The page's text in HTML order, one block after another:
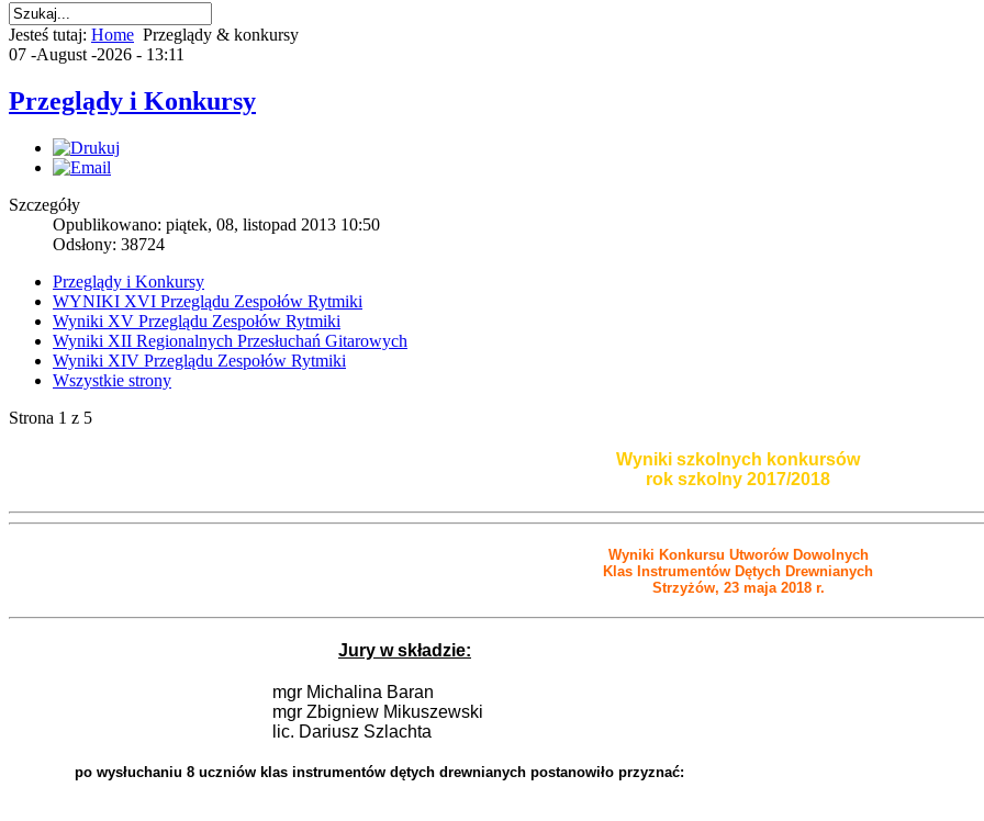
Jesteś tutaj: Home Przeglądy & konkursy
07 -August -2026 - 13:11
Przeglądy i Konkursy
Szczegóły
Opublikowano: piątek, 08, listopad 2013 10:50
Odsłony: 38724
Przeglądy i Konkursy
WYNIKI XVI Przeglądu Zespołów Rytmiki
Wyniki XV Przeglądu Zespołów Rytmiki
Wyniki XII Regionalnych Przesłuchań Gitarowych
Wyniki XIV Przeglądu Zespołów Rytmiki
Wszystkie strony
Strona 1 z 5
Wyniki szkolnych konkursów
rok szkolny 2017/2018
Wyniki Konkursu Utworów Dowolnych
Klas Instrumentów Dętych Drewnianych
Strzyżów, 23 maja 2018 r.
Jury w składzie:
mgr Michalina Baran
mgr Zbigniew Mikuszewski
lic. Dariusz Szlachta
po wysłuchaniu 8 uczniów klas instrumentów dętych drewnianych postanowiło przyznać: